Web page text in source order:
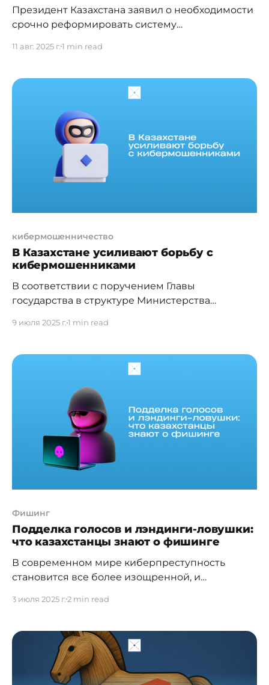
Президент Казахстана заявил о необходимости
срочно реформировать систему
данными и защиту персональной информации
искусственного интеллекта несет новые
угрозы, к которым существующие механизмы
реагирования не успевают адаптироваться.
«Мы все видим, как с помощью нейросетей
создаются биометрические копии человека,
имитируется его голос, изображение и
11 авг. 2025 г.1 min read
кибермошенничество
В Казахстане усиливают борьбу с
кибермошенниками
В соответствии с поручением Главы
государства в структуре Министерства
раскрытием интернет-мошенничеств, но также
выполняет функции по предупреждению
преступлений, организационной работе и
совершенствованию законодательства в
данной сфере. О результатах деятельности
департамента сообщил его руководитель
Жандос Сүйінбай в ходе брифинга
9 июля 2025 г.1 min read
Фишинг
Подделка голосов и лэндинги-ловушки:
что казахстанцы знают о фишинге
В современном мире киберпреступность
становится все более изощренной, и
процессе одно из ведущих мест. Несмотря на
компании остаются уязвимыми перед лицом
мошенников. С января по март 2025 года в
Казахстане зафиксировали 30 тыс. инцидентов
в сфере информационной безопасности — в 2
3 июля 2025 г.2 min read